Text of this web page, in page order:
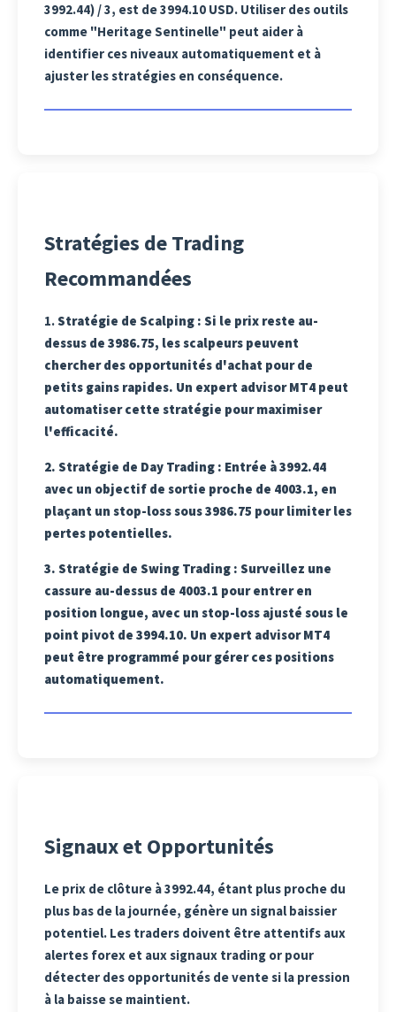
3992.44) / 3, est de 3994.10 USD. Utiliser des outils
comme "Heritage Sentinelle" peut aider à
identifier ces niveaux automatiquement et à
ajuster les stratégies en conséquence.
Stratégies de Trading
Recommandées
1.Stratégie de Scalping : Si le prix reste au-
dessus de 3986.75, les scalpeurs peuvent
chercher des opportunités d'achat pour de
petits gains rapides. Un expert advisor MT4 peut
automatiser cette stratégie pour maximiser
l'efficacité.
2. Stratégie de Day Trading : Entrée à 3992.44
avec un objectif de sortie proche de 4003.1, en
plaçant un stop-loss sous 3986.75 pour limiter les
pertes potentielles.
3. Stratégie de Swing Trading : Surveillez une
cassure au-dessus de 4003.1 pour entrer en
position longue, avec un stop-loss ajusté sous le
point pivot de 3994.10. Un expert advisor MT4
peut être programmé pour gérer ces positions
automatiquement.
Signaux et Opportunités
Le prix de clôture à 3992.44, étant plus proche du
plus bas de la journée, génère un signal baissier
potentiel. Les traders doivent être attentifs aux
alertes forex et aux signaux trading or pour
détecter des opportunités de vente si la pression
à la baisse se maintient.